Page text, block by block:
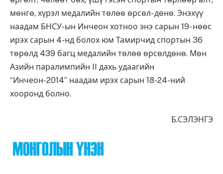
мөнгө, хүрэл медалийн төлөө өрсөл- дөнө. Энэхүү
наадам БНСУ-ын Инчеон хотноо энэ сарын 19- нөөс
ирэх сарын 4-нд болох юм Тамирчид спортын 36
төрөлд 439 багц медалийн төлөө өрсөлдөнө. Мөн
Азийн паралимпийн II дахь удаагийн
“Инчеон-2014” наадам ирэх сарын 18-24-ний
хооронд болно.
Б.СЭЛЭНГЭ